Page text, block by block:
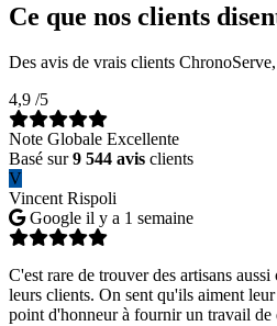
Ce que nos clients
Des avis de vrais clients
4,9 /5
Note Globale Excellente
Basé sur9 544 avis clients
V
Vincent Rispoli
Google il y a 1 semaine
C'est rare de trouver des artisans
leurs clients. On sent qu'ils aiment
point d'honneur à fournir un travail de